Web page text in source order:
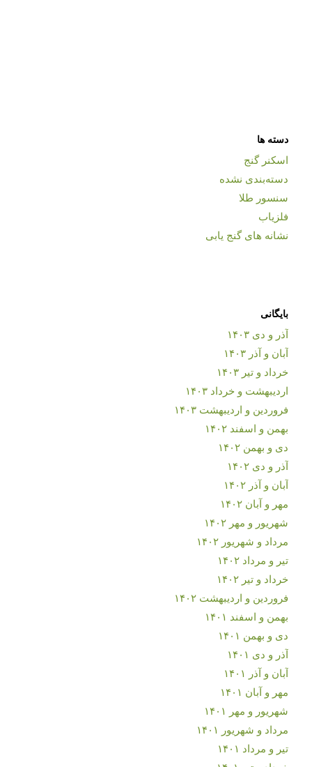
دسته ها
اسکنر گنج
دسته‌بندی نشده
سنسور طلا
فلزیاب
نشانه های گنج یابی
بایگانی
آذر و دی ۱۴۰۳
آبان و آذر ۱۴۰۳
خرداد و تیر ۱۴۰۳
اردیبهشت و خرداد ۱۴۰۳
فروردین و اردیبهشت ۱۴۰۳
بهمن و اسفند ۱۴۰۲
دی و بهمن ۱۴۰۲
آذر و دی ۱۴۰۲
آبان و آذر ۱۴۰۲
مهر و آبان ۱۴۰۲
شهریور و مهر ۱۴۰۲
مرداد و شهریور ۱۴۰۲
تیر و مرداد ۱۴۰۲
خرداد و تیر ۱۴۰۲
فروردین و اردیبهشت ۱۴۰۲
بهمن و اسفند ۱۴۰۱
دی و بهمن ۱۴۰۱
آذر و دی ۱۴۰۱
آبان و آذر ۱۴۰۱
مهر و آبان ۱۴۰۱
شهریور و مهر ۱۴۰۱
مرداد و شهریور ۱۴۰۱
تیر و مرداد ۱۴۰۱